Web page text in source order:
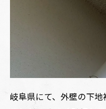
岐阜県にて、外壁の下